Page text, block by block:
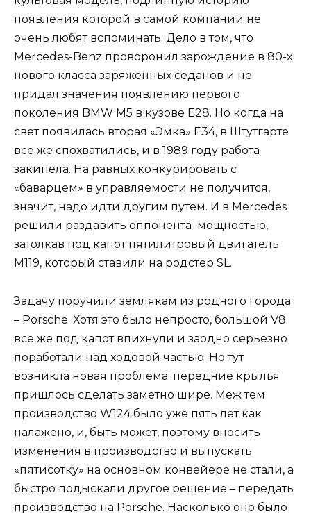
появления которой в самой компании не
очень любят вспоминать. Дело в том, что
Mercedes-Benz проворонил зарождение в 80-х
нового класса заряженных седанов и не
придал значения появлению первого
поколения BMW M5 в кузове Е28. Но когда на
свет появилась вторая «Эмка» Е34, в Штутгарте
все же спохватились, и в 1989 году работа
закипела. На равных конкурировать с
«баварцем» в управляемости не получится,
значит, надо идти другим путем. И в Mercedes
решили раздавить оппонента мощностью,
затолкав под капот пятилитровый двигатель
М119, который ставили на родстер SL.
Задачу поручили землякам из родного города
– Porsche. Хотя это было непросто, большой V8
все же под капот впихнули и заодно серьезно
поработали над ходовой частью. Но тут
возникла новая проблема: передние крылья
пришлось сделать заметно шире. Меж тем
производство W124 было уже пять лет как
налажено, и, быть может, поэтому вносить
изменения в производство и выпускать
«пятисотку» на основном конвейере не стали, а
быстро подыскали другое решение – передать
производство на Porsche. Насколько оно было